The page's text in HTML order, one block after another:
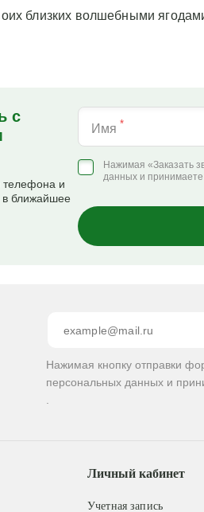
близких волшебными
с
телефона и
ближайшее
Имя *
Нажимая «Заказать
данных и принимаете
Нажимая кнопку отправки
персональных данных и
Личный кабинет
Учетная запись